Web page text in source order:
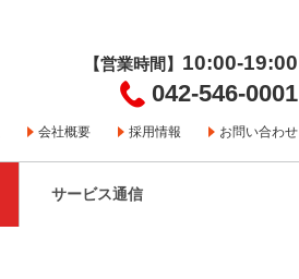
【営業時間】 10:00-19:00
042-546-0001
会社概要 採用情報 お問い合わせ
サービス通信